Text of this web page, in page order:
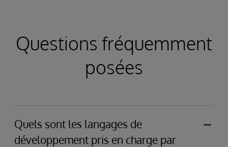
Questions fréquemment
posées
Quels sont les langages de
développement pris en charge par